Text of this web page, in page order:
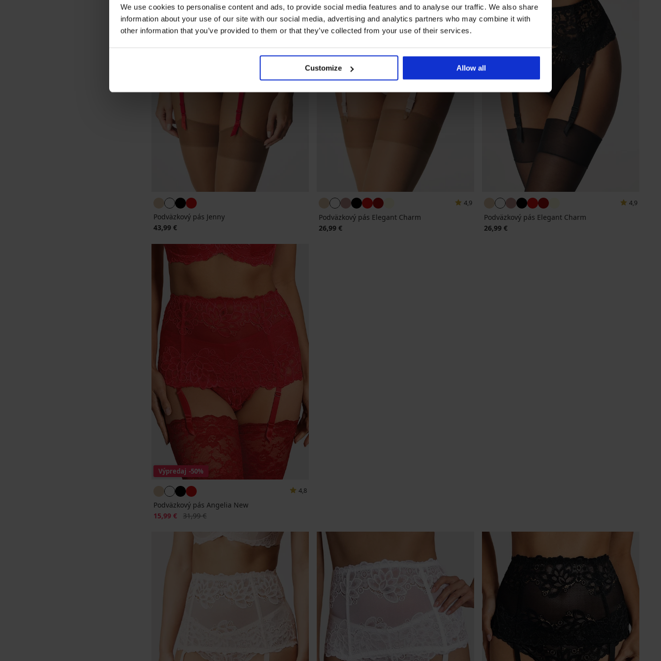
We use cookies to personalise content and ads, to provide social media features and to analyse our traffic. We also share
information about your use of our site with our social media, advertising and analytics partners who may combine it with
other information that you’ve provided to them or that they’ve collected from your use of their services.
Customize Allow all
Podväzkový pás Jenny
43,99 €
4,9
Podväzkový pás Elegant Charm
26,99 €
4,9
Podväzkový pás Elegant Charm
26,99 €
Výpredaj -50%
4,8
Podväzkový pás Angelia New
Zľava
15,99 € Pôvodná cena
31,99 €